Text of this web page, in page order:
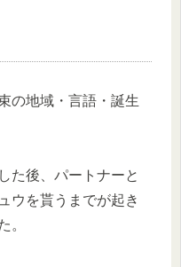
の地域・言語・誕生
た後、パートナーと
ウを貰うまでが起き
。